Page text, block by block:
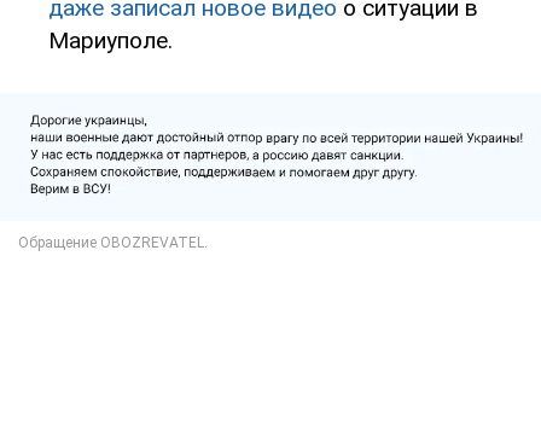
даже записал новое видео о ситуации в
Мариуполе.